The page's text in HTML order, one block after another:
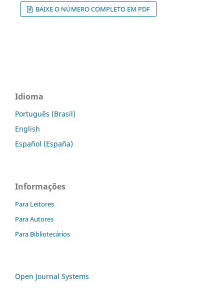
BAIXE O NÚMERO COMPLETO EM PDF
Idioma
Português (Brasil)
English
Español (España)
Informações
Para Leitores
Para Autores
Para Bibliotecários
Open Journal Systems